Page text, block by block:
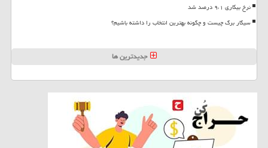
نرخ بیکاری ۹،۱ درصد شد
سیگار برگ چیست و چگونه بهترین انتخاب را داشته باشیم؟
جدیدترین ها